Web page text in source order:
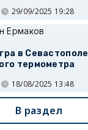
29/09/2025 19:28
Ермаков
в
термометра
18/08/2025 13:48
В раздел